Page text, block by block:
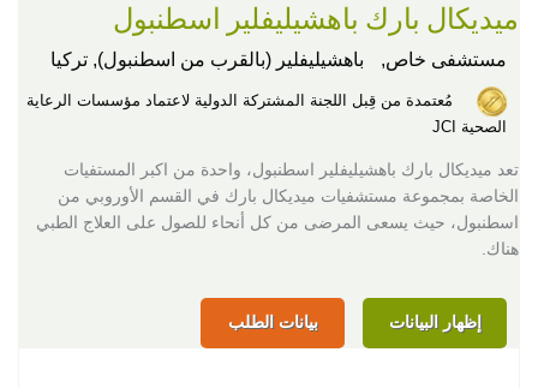
ميديكال بارك باهشيليفلير اسطنبول
مستشفى خاص, باهشيليفلير (بالقرب من اسطنبول), تركيا
مُعتمدة من قِبل اللجنة المشتركة الدولية لاعتماد مؤسسات الرعاية
الصحية JCI
تعد ميديكال بارك باهشيليفلير اسطنبول، واحدة من اكبر المستفيات
الخاصة بمجموعة مستشفيات ميديكال بارك في القسم الأوروبي من
اسطنبول، حيث يسعى المرضى من كل أنحاء للصول على العلاج الطبي
هناك.
إظهار البيانات بيانات الطلب